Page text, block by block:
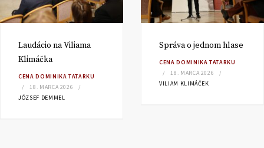
Laudácio na Viliama
Klimáčka
CENA DOMINIKA TATARKU
18. MARCA 2026
JÓZSEF DEMMEL
Správa o jednom hlase
CENA DOMINIKA TATARKU
18. MARCA 2026
VILIAM KLIMÁČEK